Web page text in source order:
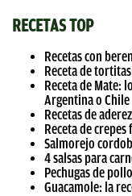
RECETAS TOP
Recetas con
Receta de
Receta de Mate:
Argentina o Chile
Recetas de
Receta de crepes
Salmorejo
4 salsas para
Pechugas de
Guacamole: la